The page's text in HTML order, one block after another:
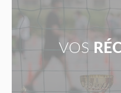
VOS